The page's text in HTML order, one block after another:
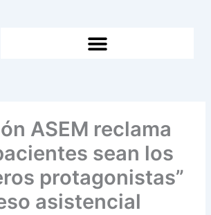
ASEM reclama
sean los
protagonistas”
asistencial